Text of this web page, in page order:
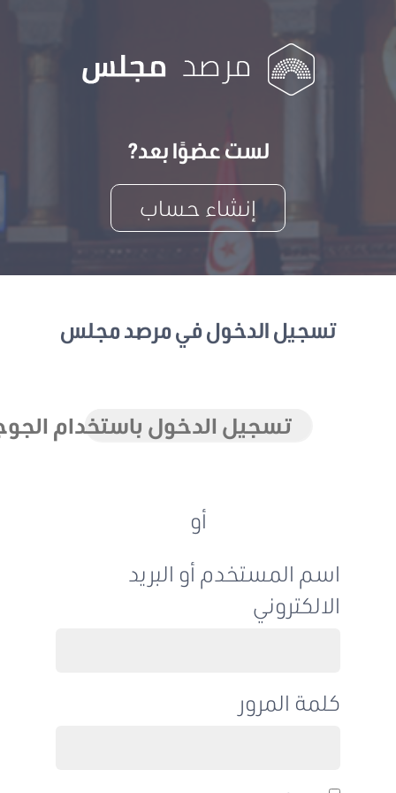
لست عضوًا بعد?
إنشاء حساب
تسجيل الدخول في مرصد مجلس
تسجيل الدخول باستخدام الجوجل
اسم المستخدم أو البريد
الالكتروني
كلمة المرور